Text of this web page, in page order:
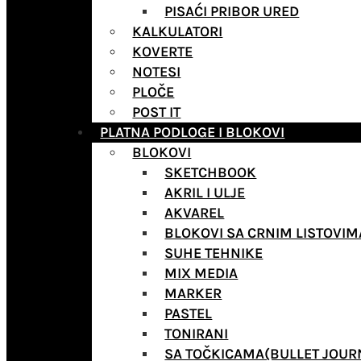
PISAĆI PRIBOR URED
KALKULATORI
KOVERTE
NOTESI
PLOČE
POST IT
PLATNA PODLOGE I BLOKOVI
BLOKOVI
SKETCHBOOK
AKRIL I ULJE
AKVAREL
BLOKOVI SA CRNIM
SUHE TEHNIKE
MIX MEDIA
MARKER
PASTEL
TONIRANI
SA TOČKICAMA(BULLET